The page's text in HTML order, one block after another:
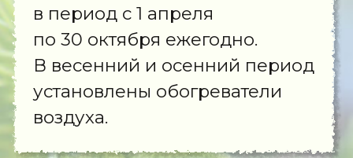
электрочайником, зеркалом
и полотенцами. До озера,
летнего кафе и русской бани 15
метров.
Душевая комната и санузел
находятся в отдельном блоке
в 5 метрах от тента.